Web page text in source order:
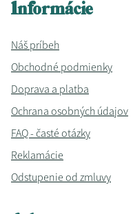
Informácie
Náš príbeh
Obchodné podmienky
Doprava a platba
Ochrana osobných údajov
FAQ - časté otázky
Reklamácie
Odstupenie od zmluvy